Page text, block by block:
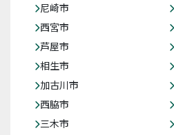
尼崎市
西宮市
芦屋市
相生市
加古川市
西脇市
三木市